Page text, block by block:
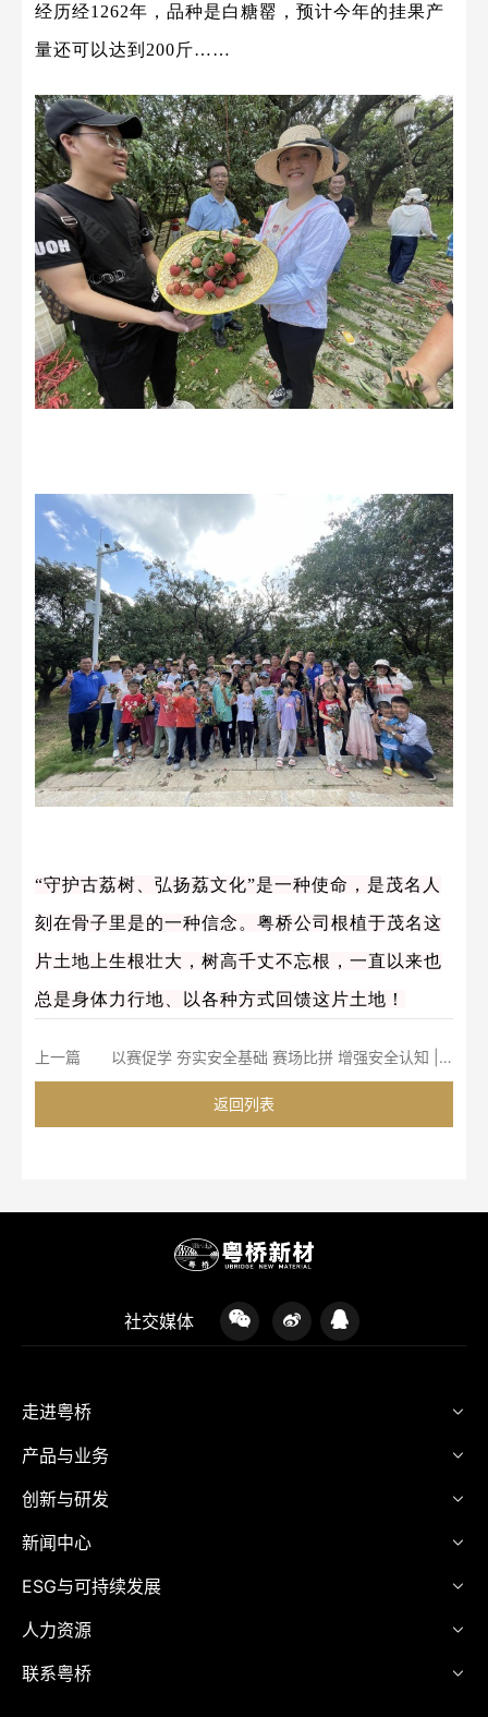
经历经1262年，品种是白糖罂，预计今年的挂果产
量还可以达到200斤……
“守护古荔树、弘扬荔文化”是一种使命，是茂名人
刻在骨子里是的一种信念。粤桥公司根植于茂名这
片土地上生根壮大，树高千丈不忘根，一直以来也
总是身体力行地、以各种方式回馈这片土地！
上一篇 以赛促学 夯实安全基础 赛场比拼 增强安全认知 | 广西粤桥开展“2023年安全生产月安全知识竞赛活动”
返回列表
社交媒体
走进粤桥
产品与业务
创新与研发
新闻中心
ESG与可持续发展
人力资源
联系粤桥